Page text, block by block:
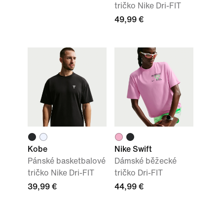
tričko Nike Dri-FIT
49,99 €
Kobe
Pánské basketbalové
tričko Nike Dri-FIT
39,99 €
Nike Swift
Dámské běžecké
tričko Dri-FIT
44,99 €